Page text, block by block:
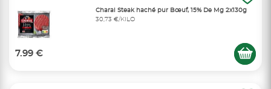
Charal Steak haché pur Bœuf, 15% De Mg 2x130g
30,73 €/KILO
7.99 €